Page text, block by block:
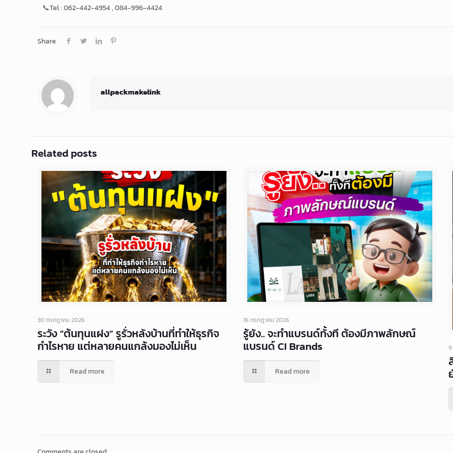
📞Tel : 062-442-4954 , 084-996-4424
Share
allpackmakelink
Related posts
30 กรกฎาคม 2026
ระวัง “ต้นทุนแฝง” รูรั่วหลังบ้านที่ทำให้ธุรกิจ
กำไรหาย แต่หลายคนแกล้งมองไม่เห็น
Read more
16 กรกฎาคม 2026
รู้ยัง.. จะทำแบรนด์ทั้งที ต้องมีภาพลักษณ์
แบรนด์ CI Brands
Read more